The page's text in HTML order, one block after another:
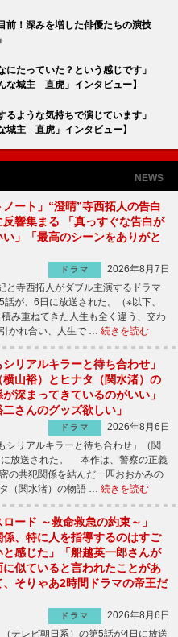
前！深みを増した俳優たちの演技
にたっていた？という感じです」
な城主 直虎」インタビュー】
るような気持ちで演じています」
城主 直虎」インタビュー】
NEWS
ノート」“澄晴”寺西拓人の告白
反響集まる 「真っすぐな告白が
い」「最高のシーンをありがと
ドラマ
2026年8月7日
と寺西拓人がダブル主演するドラマ
が、6日に放送された。（※以下、
み重ねてきた人生も全く違う、交わ
かれ合い、人生で … 続きを読む
シリアルキラーと待ち合わせ」
横山裕）とヒナタ（関水渚）の
深まってきているのがいい」
二さんのグッズ欲しい」
ドラマ
2026年8月6日
シリアルキラーと待ち合わせ」（関
に放送された。 本作は、警察の正義
の共犯関係を結んだ一匹おおかみの
（関水渚）の物語 … 続きを読む
ロード ～救命救急の約束～」
係、特に人を指導するのはすご
と感じた」「船越英一郎さんが
に似ていると言われたことがあ
、そりゃあ2時間ドラマの帝王だ
ドラマ
2026年8月6日
テレビ朝日系）の第5話が4日に放送